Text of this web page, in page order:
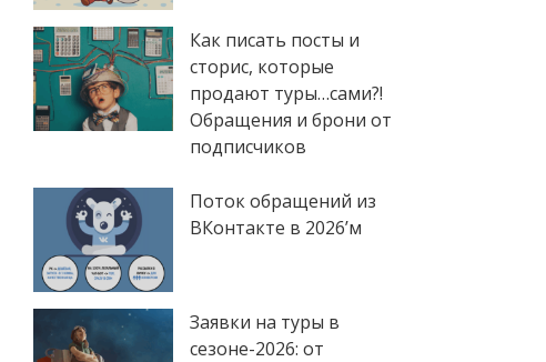
Как писать посты и
сторис, которые
продают туры…сами?!
Обращения и брони от
подписчиков
Поток обращений из
ВКонтакте в 2026’м
Заявки на туры в
сезоне-2026: от